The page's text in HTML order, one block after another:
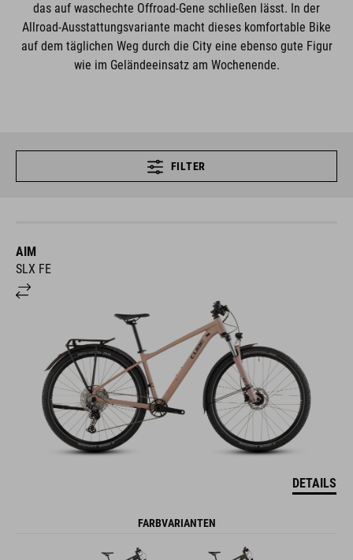
das auf waschechte Offroad-Gene schließen lässt. In der
Allroad-Ausstattungsvariante macht dieses komfortable Bike
auf dem täglichen Weg durch die City eine ebenso gute Figur
wie im Geländeeinsatz am Wochenende.
FILTER
AIM
SLX FE
DETAILS
FARBVARIANTEN